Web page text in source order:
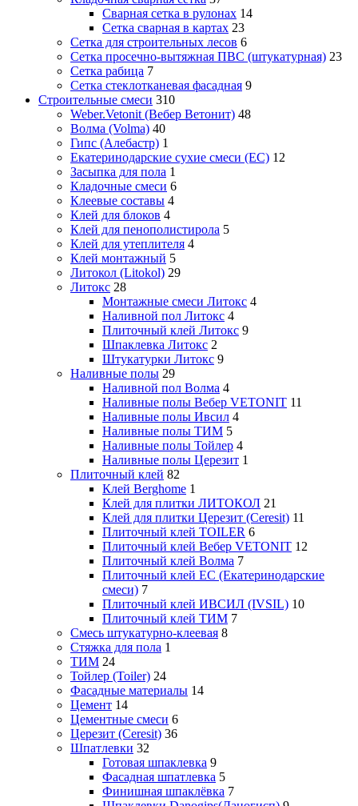
Сварная сетка в рулонах 14
Сетка сварная в картах 23
Сетка для строительных лесов 6
Сетка просечно-вытяжная ПВС (штукатурная) 23
Сетка рабица 7
Сетка стеклотканевая фасадная 9
Строительные смеси 310
Weber.Vetonit (Вебер Ветонит) 48
Волма (Volma) 40
Гипс (Алебастр) 1
Екатеринодарские сухие смеси (ЕС) 12
Засыпка для пола 1
Кладочные смеси 6
Клеевые составы 4
Клей для блоков 4
Клей для пенополистирола 5
Клей для утеплителя 4
Клей монтажный 5
Литокол (Litokol) 29
Литокс 28
Монтажные смеси Литокс 4
Наливной пол Литокс 4
Плиточный клей Литокс 9
Шпаклевка Литокс 2
Штукатурки Литокс 9
Наливные полы 29
Наливной пол Волма 4
Наливные полы Вебер VETONIT 11
Наливные полы Ивсил 4
Наливные полы ТИМ 5
Наливные полы Тойлер 4
Наливные полы Церезит 1
Плиточный клей 82
Клей Berghome 1
Клей для плитки ЛИТОКОЛ 21
Клей для плитки Церезит (Ceresit) 11
Плиточный клей TOILER 6
Плиточный клей Вебер VETONIT 12
Плиточный клей Волма 7
Плиточный клей ЕС (Екатеринодарские
смеси) 7
Плиточный клей ИВСИЛ (IVSIL) 10
Плиточный клей ТИМ 7
Смесь штукатурно-клеевая 8
Стяжка для пола 1
ТИМ 24
Тойлер (Toiler) 24
Фасадные материалы 14
Цемент 14
Цементные смеси 6
Церезит (Ceresit) 36
Шпатлевки 32
Готовая шпаклевка 9
Фасадная шпатлевка 5
Финишная шпаклёвка 7